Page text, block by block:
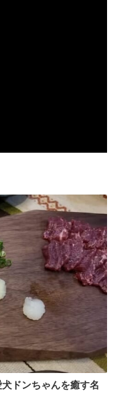
ドンちゃんを癒す名